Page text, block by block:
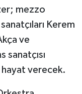
mezzo
Kerem
ve
sanatçısı
verecek.